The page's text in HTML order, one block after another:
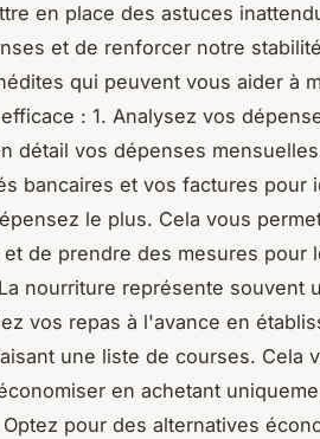
en place des astuces
et de renforcer notre
qui peuvent vous aider à
: 1. Analysez vos
détail vos dépenses
bancaires et vos factures pour
le plus. Cela vous
de prendre des mesures pour
nourriture représente souvent
vos repas à l'avance en
une liste de courses. Cela
en achetant
pour des alternatives